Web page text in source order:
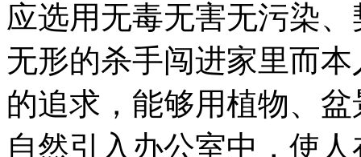
应选用无毒无害无污染
无形的杀手闯进家里而
的追求，能够用植物、
自然引入办公室中，使